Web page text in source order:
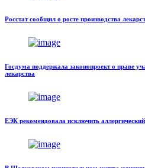
Росстат сообщил о росте производства
Госдума поддержала законопроект о праве
лекарства
ЕЭК рекомендовала исключить